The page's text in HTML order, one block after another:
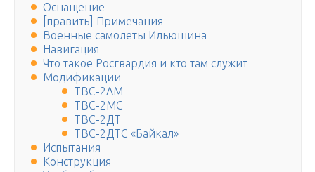
Оснащение
[править] Примечания
Военные самолеты Ильюшина
Навигация
Что такое Росгвардия и кто там служит
Модификации
ТВС-2АМ
ТВС-2МС
ТВС-2ДТ
ТВС-2ДТС «Байкал»
Испытания
Конструкция